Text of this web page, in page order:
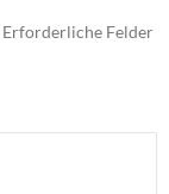
Erforderliche Felder